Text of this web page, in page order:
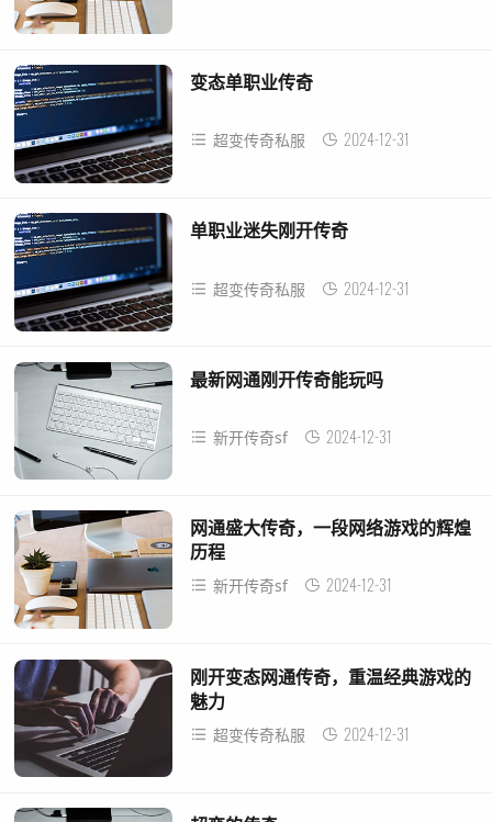
变态单职业传奇
超变传奇私服 2024-12-31
单职业迷失刚开传奇
超变传奇私服 2024-12-31
最新网通刚开传奇能玩吗
新开传奇sf 2024-12-31
网通盛大传奇，一段网络游戏的辉煌
历程
新开传奇sf 2024-12-31
刚开变态网通传奇，重温经典游戏的
魅力
超变传奇私服 2024-12-31